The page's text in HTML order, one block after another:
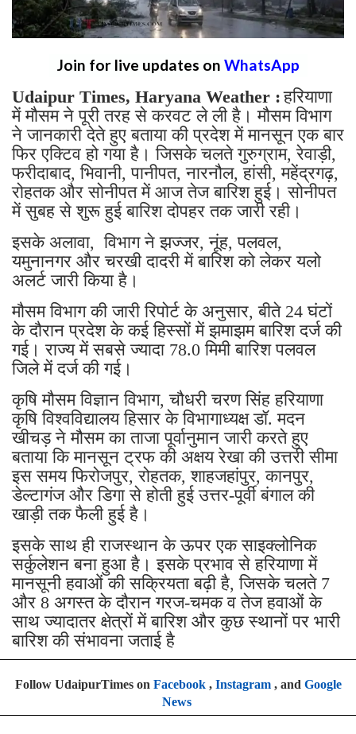
Join for live updates on WhatsApp
Udaipur Times, Haryana Weather : हरियाणा
में मौसम ने पूरी तरह से करवट ले ली है। मौसम विभाग
ने जानकारी देते हुए बताया की प्रदेश में मानसून एक बार
फिर एक्टिव हो गया है। जिसके चलते गुरुग्राम, रेवाड़ी,
फरीदाबाद, भिवानी, पानीपत, नारनौल, हांसी, महेंद्रगढ़,
रोहतक और सोनीपत में आज तेज बारिश हुई। सोनीपत
में सुबह से शुरू हुई बारिश दोपहर तक जारी रही।
इसके अलावा, विभाग ने झज्जर, नूंह, पलवल,
यमुनानगर और चरखी दादरी में बारिश को लेकर यलो
अलर्ट जारी किया है।
मौसम विभाग की जारी रिपोर्ट के अनुसार, बीते 24 घंटों
के दौरान प्रदेश के कई हिस्सों में झमाझम बारिश दर्ज की
गई। राज्य में सबसे ज्यादा 78.0 मिमी बारिश पलवल
जिले में दर्ज की गई।
कृषि मौसम विज्ञान विभाग, चौधरी चरण सिंह हरियाणा
कृषि विश्वविद्यालय हिसार के विभागाध्यक्ष डॉ. मदन
खीचड़ ने मौसम का ताजा पूर्वानुमान जारी करते हुए
बताया कि मानसून ट्रफ की अक्षय रेखा की उत्तरी सीमा
इस समय फिरोजपुर, रोहतक, शाहजहांपुर, कानपुर,
डेल्टागंज और डिगा से होती हुई उत्तर-पूर्वी बंगाल की
खाड़ी तक फैली हुई है।
इसके साथ ही राजस्थान के ऊपर एक साइक्लोनिक
सर्कुलेशन बना हुआ है। इसके प्रभाव से हरियाणा में
मानसूनी हवाओं की सक्रियता बढ़ी है, जिसके चलते 7
और 8 अगस्त के दौरान गरज-चमक व तेज हवाओं के
साथ ज्यादातर क्षेत्रों में बारिश और कुछ स्थानों पर भारी
बारिश की संभावना जताई है
Follow UdaipurTimes on Facebook, Instagram, and Google
News